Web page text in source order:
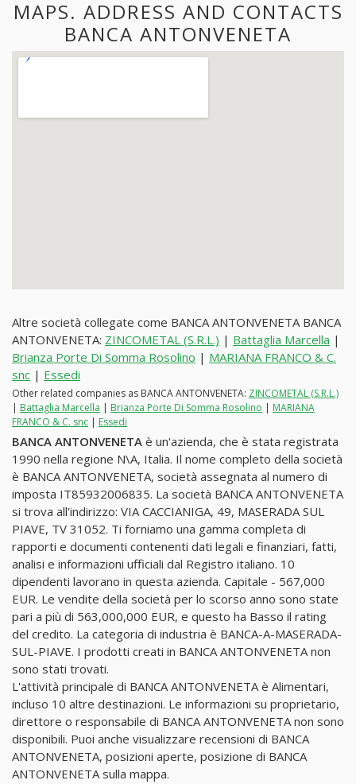
MAPS. ADDRESS AND CONTACTS
BANCA ANTONVENETA
Altre società collegate come BANCA ANTONVENETA BANCA
ANTONVENETA: ZINCOMETAL (S.R.L.) | Battaglia Marcella |
Brianza Porte Di Somma Rosolino | MARIANA FRANCO & C.
snc | Essedi
Other related companies as BANCA ANTONVENETA: ZINCOMETAL (S.R.L.)
| Battaglia Marcella | Brianza Porte Di Somma Rosolino | MARIANA
FRANCO & C. snc | Essedi
BANCA ANTONVENETA è un'azienda, che è stata registrata
1990 nella regione N\A, Italia. Il nome completo della società
è BANCA ANTONVENETA, società assegnata al numero di
imposta IT85932006835. La società BANCA ANTONVENETA
si trova all'indirizzo: VIA CACCIANIGA, 49, MASERADA SUL
PIAVE, TV 31052. Ti forniamo una gamma completa di
rapporti e documenti contenenti dati legali e finanziari, fatti,
analisi e informazioni ufficiali dal Registro italiano. 10
dipendenti lavorano in questa azienda. Capitale - 567,000
EUR. Le vendite della società per lo scorso anno sono state
pari a più di 563,000,000 EUR, e questo ha Basso il rating
del credito. La categoria di industria è BANCA-A-MASERADA-
SUL-PIAVE. I prodotti creati in BANCA ANTONVENETA non
sono stati trovati.
L'attività principale di BANCA ANTONVENETA è Alimentari,
incluso 10 altre destinazioni. Le informazioni su proprietario,
direttore o responsabile di BANCA ANTONVENETA non sono
disponibili. Puoi anche visualizzare recensioni di BANCA
ANTONVENETA, posizioni aperte, posizione di BANCA
ANTONVENETA sulla mappa.